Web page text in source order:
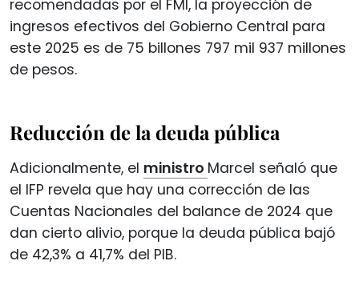
recomendadas por el FMI, la proyección de
ingresos efectivos del Gobierno Central para
este 2025 es de 75 billones 797 mil 937 millones
de pesos.
Reducción de la deuda pública
Adicionalmente, el ministro Marcel señaló que
el IFP revela que hay una corrección de las
Cuentas Nacionales del balance de 2024 que
dan cierto alivio, porque la deuda pública bajó
de 42,3% a 41,7% del PIB.